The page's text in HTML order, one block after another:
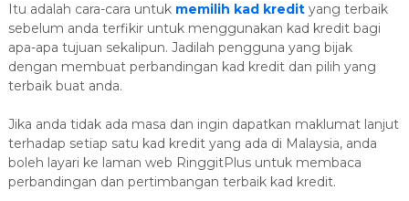
Itu adalah cara-cara untuk memilih kad kredit yang terbaik
sebelum anda terfikir untuk menggunakan kad kredit bagi
apa-apa tujuan sekalipun. Jadilah pengguna yang bijak
dengan membuat perbandingan kad kredit dan pilih yang
terbaik buat anda.
Jika anda tidak ada masa dan ingin dapatkan maklumat lanjut
terhadap setiap satu kad kredit yang ada di Malaysia, anda
boleh layari ke laman web RinggitPlus untuk membaca
perbandingan dan pertimbangan terbaik kad kredit.